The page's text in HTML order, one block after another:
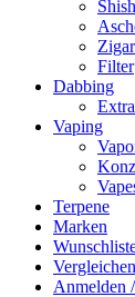
Filter
Dabbing
Vaping
Terpene
Marken
Vergleichen
Anmelden